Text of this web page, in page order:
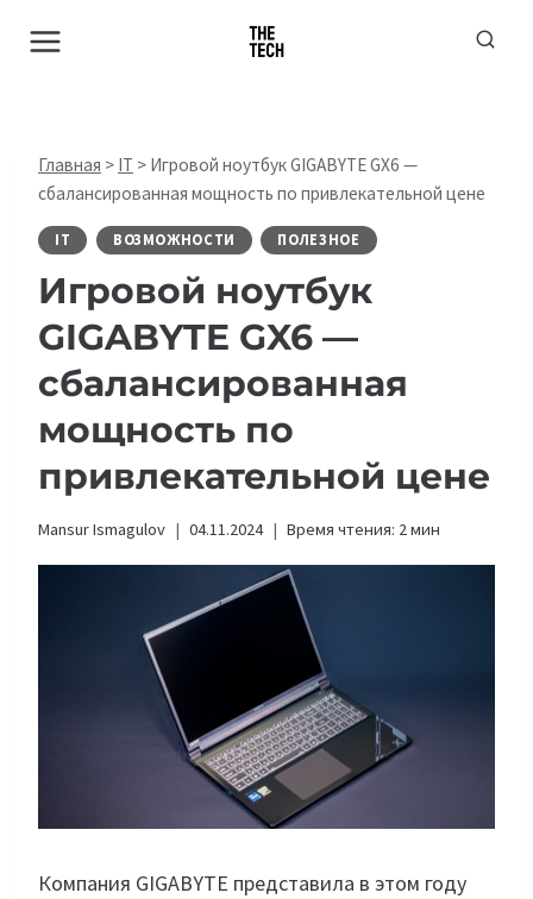
Главная > IT > Игровой ноутбук GIGABYTE GX6 —
сбалансированная мощность по привлекательной цене
IT ВОЗМОЖНОСТИ ПОЛЕЗНОЕ
Игровой ноутбук
GIGABYTE GX6 —
сбалансированная
мощность по
привлекательной цене
Mansur Ismagulov 04.11.2024 Время чтения: 2мин
Компания GIGABYTE представила в этом году